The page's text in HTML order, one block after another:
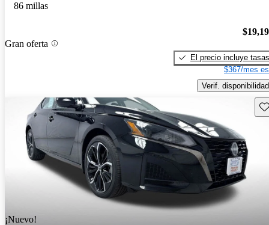
86 millas
Gran oferta
El precio incluye tasas
$367/mes
Verif. disponibilidad
¡Nuevo!